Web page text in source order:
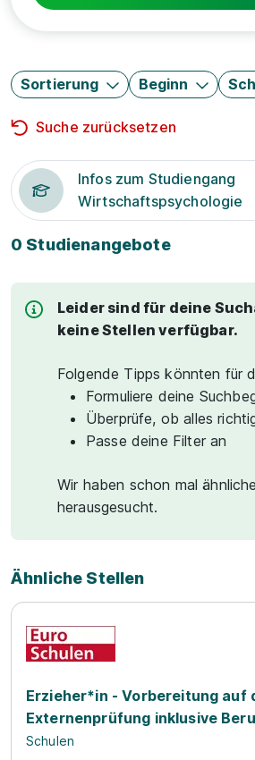
Sortierung Beginn
Suche zurücksetzen
Infos zum Studiengang
Wirtschaftspsychologie
0 Studienangebote
Leider sind für deine
keine Stellen verfügbar.
Folgende Tipps könnten für
Formuliere deine
Überprüfe, ob alles
Passe deine Filter an
Wir haben schon mal
herausgesucht.
Ähnliche Stellen
Erzieher*in - Vorbereitung auf
Externenprüfung inklusive
Schulen